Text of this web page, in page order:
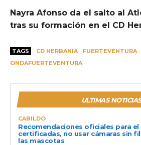
Nayra Afonso da el salto al
tras su formación en el CD
TAGS CD HERBANIA FUERTEVENTURA
ONDAFUERTEVENTURA
ULTIMAS NOTICIAS
CABILDO
Recomendaciones oficiales para el
certificadas, no usar cámaras sin
las mascotas